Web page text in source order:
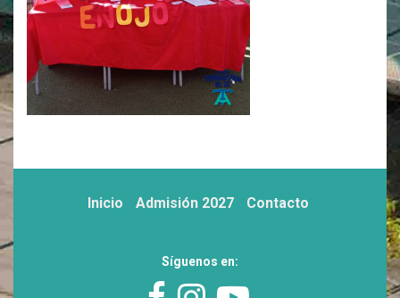
Inicio Admisión 2027 Contacto
Síguenos en: